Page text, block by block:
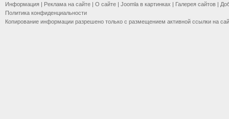
Информация | Реклама на сайте | О сайте | Joomla в картинках | Галерея сайтов |
Политика конфиденциальности
Копирование информации разрешено только с размещением активной ссылки на